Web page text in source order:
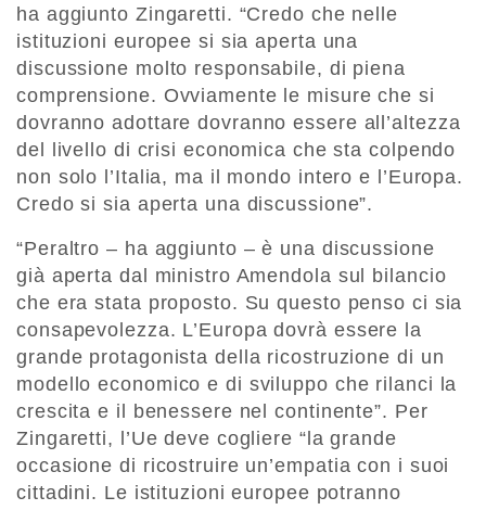
ha aggiunto Zingaretti. “Credo che nelle
istituzioni europee si sia aperta una
discussione molto responsabile, di piena
comprensione. Ovviamente le misure che si
dovranno adottare dovranno essere all’altezza
del livello di crisi economica che sta colpendo
non solo l’Italia, ma il mondo intero e l’Europa.
Credo si sia aperta una discussione”.
“Peraltro – ha aggiunto – è una discussione
già aperta dal ministro Amendola sul bilancio
che era stata proposto. Su questo penso ci sia
consapevolezza. L’Europa dovrà essere la
grande protagonista della ricostruzione di un
modello economico e di sviluppo che rilanci la
crescita e il benessere nel continente”. Per
Zingaretti, l’Ue deve cogliere “la grande
occasione di ricostruire un’empatia con i suoi
cittadini. Le istituzioni europee potranno